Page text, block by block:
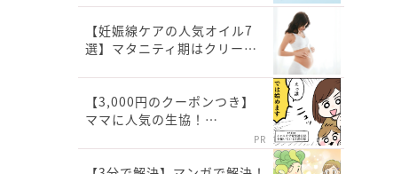
【妊娠線ケアの人気オイル7
選】マタニティ期はクリー…
【3,000円のクーポンつき】
ママに人気の生協！…
PR